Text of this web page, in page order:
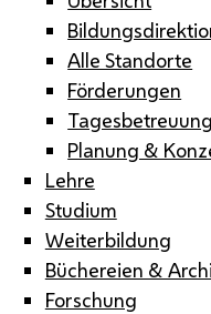
Alle Standorte
Förderungen
Planung &
Lehre
Studium
Weiterbildung
Büchereien &
Forschung